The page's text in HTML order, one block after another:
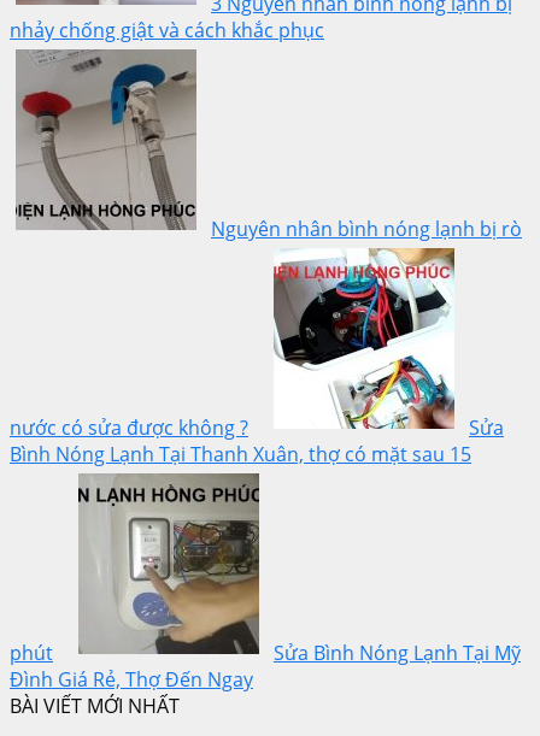
nhảy chống giật và cách khắc phục
Nguyên nhân bình nóng lạnh bị rò
nước có sửa được không ?
Sửa
Bình Nóng Lạnh Tại Thanh Xuân, thợ có mặt sau 15
phút
Sửa Bình Nóng Lạnh Tại Mỹ
Đình Giá Rẻ, Thợ Đến Ngay
BÀI VIẾT MỚI NHẤT